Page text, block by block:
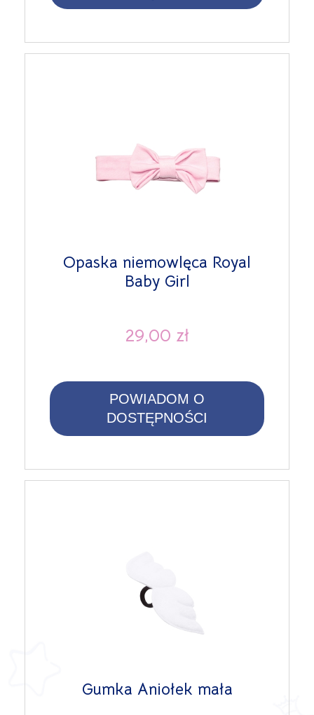
Opaska niemowlęca Royal
Baby Girl
29,00 zł
POWIADOM O
DOSTĘPNOŚCI
Gumka Aniołek mała